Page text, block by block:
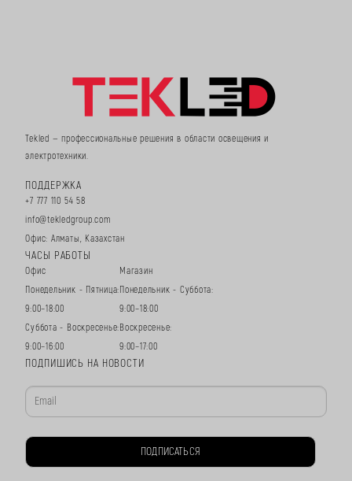
Tekled — профессиональные решения в области освещения и
электротехники.
ПОДДЕРЖКА
+7 777 110 54 58
info@tekledgroup.com
Офис: Алматы, Казахстан
ЧАСЫ РАБОТЫ
Офис
Понедельник - Пятница:
9:00–18:00
Суббота - Воскресенье:
9:00–16:00
Магазин
Понедельник - Суббота:
9:00–18:00
Воскресенье:
9:00–17:00
ПОДПИШИСЬ НА НОВОСТИ
ПОДПИСАТЬСЯ